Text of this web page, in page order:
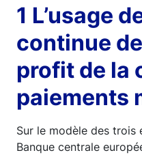
1 L’usage
continue
profit de la
paiements
Sur le modèle des trois
Banque centrale